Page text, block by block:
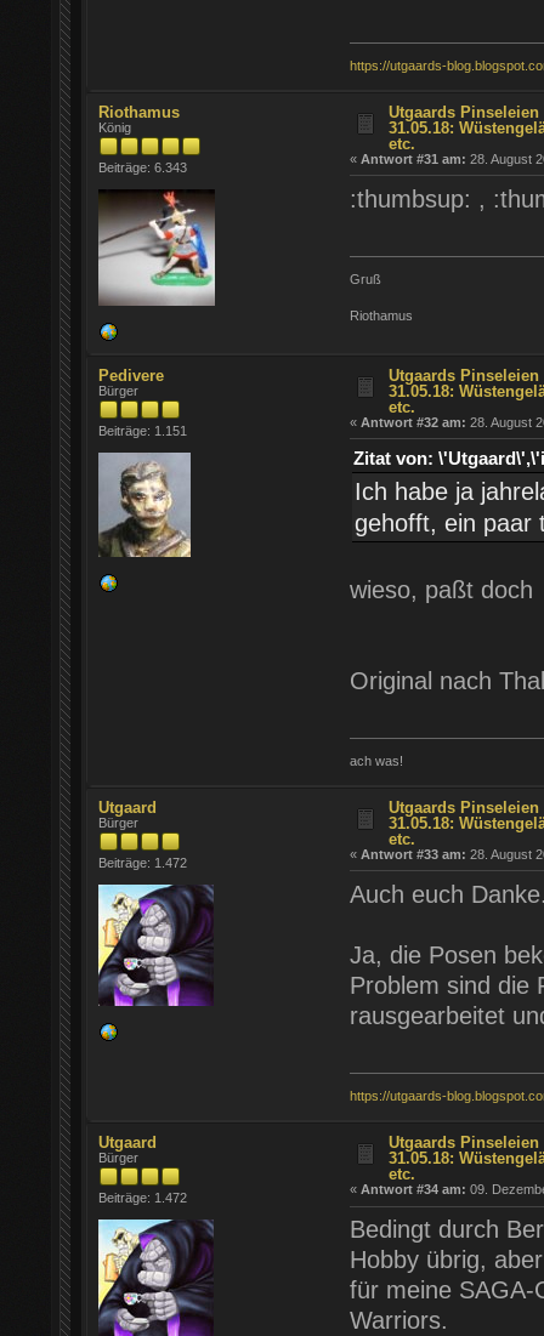
https://utgaards-
Riothamus
König
Beiträge: 6.343
Utgaards
31.05.18:
etc.
« Antwort #31 am: 28. August
:thumbsup: ,
Gruß
Riothamus
Pedivere
Bürger
Beiträge: 1.151
Utgaards
31.05.18:
etc.
« Antwort #32 am: 28. August
Zitat von:
Ich habe ja
gehofft, ein paar
wieso, paßt doch
Original nach
ach was!
Utgaard
Bürger
Beiträge: 1.472
Utgaards
31.05.18:
etc.
« Antwort #33 am: 28. August
Auch euch
Ja, die Posen
Problem sind die
rausgearbeitet
https://utgaards-
Utgaard
Bürger
Beiträge: 1.472
Utgaards
31.05.18:
etc.
« Antwort #34 am: 09.
Bedingt durch
Hobby übrig,
für meine SAGA-
Warriors.